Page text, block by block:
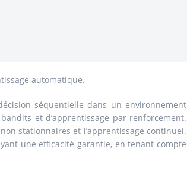
automatique.
séquentielle dans un environnement
et d’apprentissage par renforcement.
stationnaires et l’apprentissage continuel.
une efficacité garantie, en tenant compte